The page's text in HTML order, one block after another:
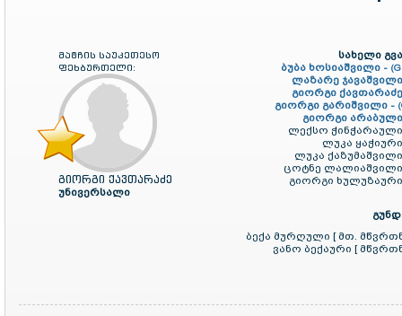
მატჩის საუკეთესო
ფეხბურთელი:
გიორგი ქავთარაძე
უნივერსალი
სახელი
ბუბა ხოსიაშვილი -
ლაზარე
გიორგი
გიორგი გარიშვილი -
გიორგი
ლექსო
ლუკა
ლუკა
ცოტნე
გიორგი
ბექა მურღული [ მთ.
ვანო ბექაური [